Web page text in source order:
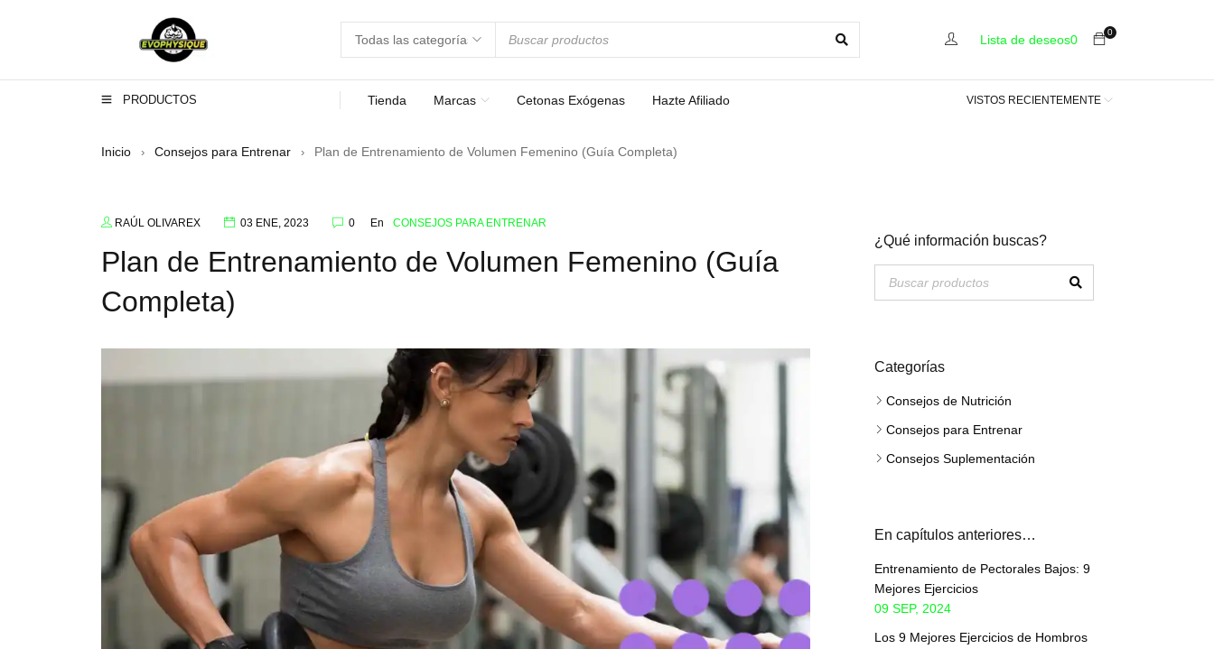
0
Lista de deseos0
PRODUCTOS Tienda Marcas Cetonas Exógenas Hazte Afiliado VISTOS RECIENTEMENTE
Inicio › Consejos para Entrenar › Plan de Entrenamiento de Volumen Femenino (Guía Completa)
RAÚL OLIVAREX 03 ENE, 2023 0 En CONSEJOS PARA ENTRENAR
Plan de Entrenamiento de Volumen Femenino (Guía
Completa)
¿Qué información buscas?
Categorías
Consejos de Nutrición
Consejos para Entrenar
Consejos Suplementación
En capítulos anteriores…
Entrenamiento de Pectorales Bajos: 9
Mejores Ejercicios
09 SEP, 2024
Los 9 Mejores Ejercicios de Hombros